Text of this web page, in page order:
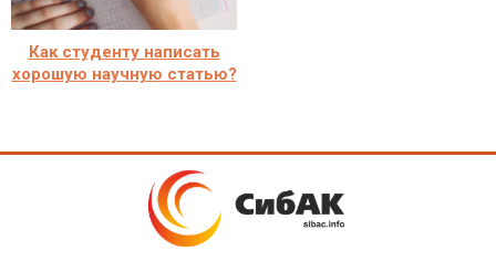
Как студенту написать
хорошую научную статью?